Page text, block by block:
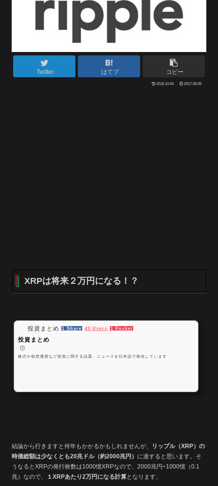
Twitter はてブ コピー
2018.10.04 2017.08.06
XRPは将来２万円になる！？
投資まとめ 1 Share 49 Users 1 Pocket
投資まとめ
🕒️
株式や仮想通貨など投資に関する話題・ニュースを日本語で発信しています
結論から行きますと何年もかかるかもしれませんが、
リップル（XRP）の
時価総額は少なくとも20兆ドル（約2000兆円） に達すると思います。そ
うなるとXRPの発行枚数は1000憶XRPなので、2000兆円÷1000憶（0.1
兆）なので、
１XRPあたり2万円になる計算となります。